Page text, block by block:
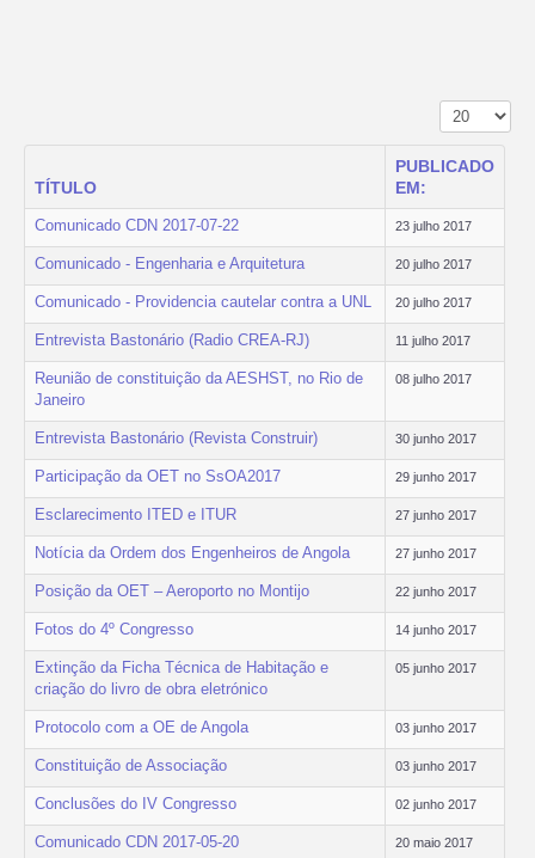
Mostrar n.º
TÍTULO
PUBLICADO
EM:
Comunicado CDN 2017-07-22 23 julho 2017
Comunicado - Engenharia e Arquitetura 20 julho 2017
Comunicado - Providencia cautelar contra a UNL 20 julho 2017
Entrevista Bastonário (Radio CREA-RJ) 11 julho 2017
Reunião de constituição da AESHST, no Rio de
Janeiro
08 julho 2017
Entrevista Bastonário (Revista Construir) 30 junho 2017
Participação da OET no SsOA2017 29 junho 2017
Esclarecimento ITED e ITUR 27 junho 2017
Notícia da Ordem dos Engenheiros de Angola 27 junho 2017
Posição da OET – Aeroporto no Montijo 22 junho 2017
Fotos do 4º Congresso 14 junho 2017
Extinção da Ficha Técnica de Habitação e
criação do livro de obra eletrónico
05 junho 2017
Protocolo com a OE de Angola 03 junho 2017
Constituição de Associação 03 junho 2017
Conclusões do IV Congresso 02 junho 2017
Comunicado CDN 2017-05-20 20 maio 2017